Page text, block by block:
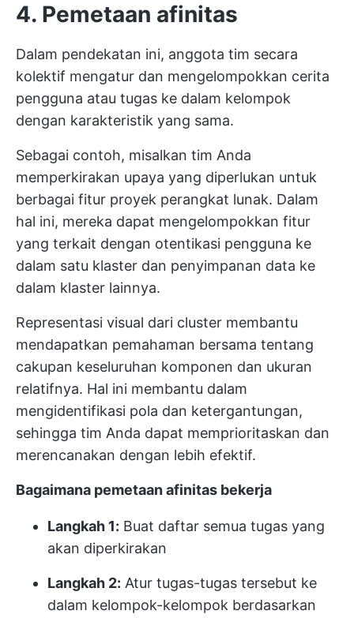
4. Pemetaan afinitas
Dalam pendekatan ini, anggota tim secara
kolektif mengatur dan mengelompokkan cerita
pengguna atau tugas ke dalam kelompok
dengan karakteristik yang sama.
Sebagai contoh, misalkan tim Anda
memperkirakan upaya yang diperlukan untuk
berbagai fitur proyek perangkat lunak. Dalam
hal ini, mereka dapat mengelompokkan fitur
yang terkait dengan otentikasi pengguna ke
dalam satu klaster dan penyimpanan data ke
dalam klaster lainnya.
Representasi visual dari cluster membantu
mendapatkan pemahaman bersama tentang
cakupan keseluruhan komponen dan ukuran
relatifnya. Hal ini membantu dalam
mengidentifikasi pola dan ketergantungan,
sehingga tim Anda dapat memprioritaskan dan
merencanakan dengan lebih efektif.
Bagaimana pemetaan afinitas bekerja
Langkah 1: Buat daftar semua tugas yang
akan diperkirakan
Langkah 2: Atur tugas-tugas tersebut ke
dalam kelompok-kelompok berdasarkan